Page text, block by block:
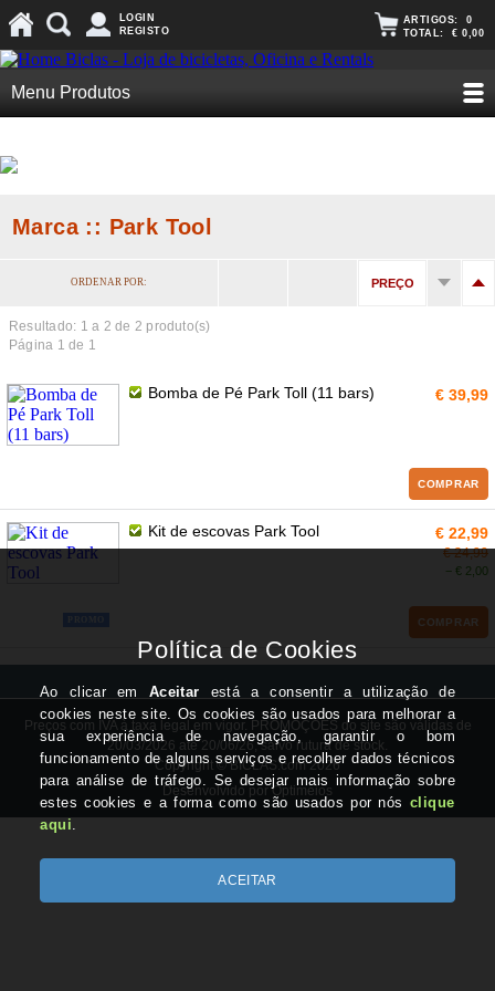
LOGIN
REGISTO
ARTIGOS: 0
TOTAL: € 0,00
Menu Produtos
Marca :: Park Tool
ORDENAR POR: PREÇO
Resultado: 1 a 2 de 2 produto(s)
Página 1 de 1
Bomba de Pé Park Toll (11 bars) € 39,99
COMPRAR
Kit de escovas Park Tool € 22,99
€ 24,99
− € 2,00
COMPRAR
Preços com IVA à taxa legal em vigor. PROMOÇÕES do site são válidas de
20/03/2026 até 20/06/26, salvo rutura de stock.
Copyright © BICLAS.com 2026
Desenvolvido por Optimeios